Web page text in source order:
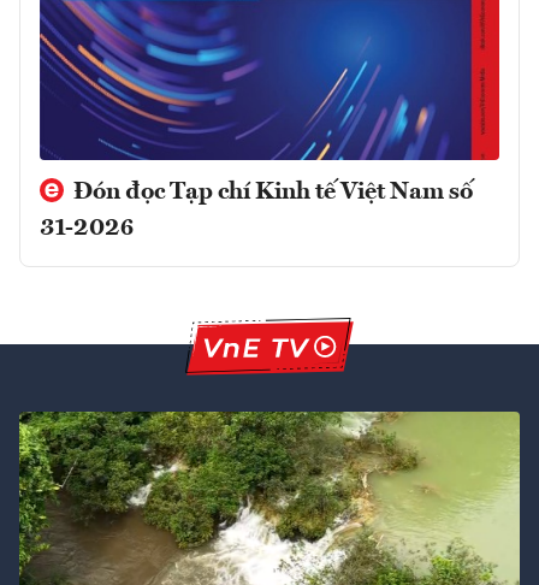
Đón đọc Tạp chí Kinh tế Việt Nam số
31-2026